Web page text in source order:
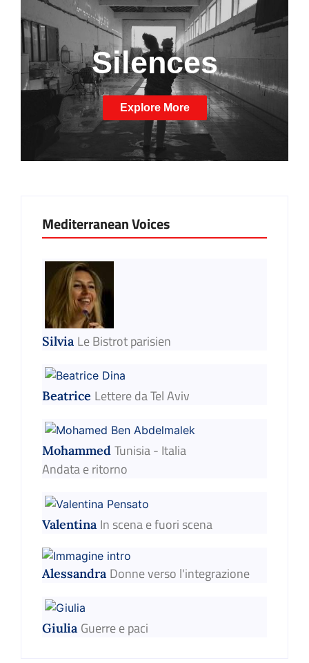
Silences
Explore More
Mediterranean Voices
Silvia Le Bistrot parisien
Beatrice Lettere da Tel Aviv
Mohammed Tunisia - Italia
Andata e ritorno
Valentina In scena e fuori scena
Alessandra Donne verso l'integrazione
Giulia Guerre e paci